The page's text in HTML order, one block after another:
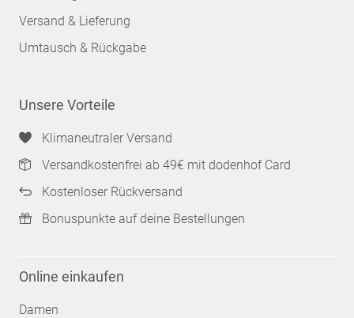
Versand & Lieferung
Umtausch & Rückgabe
Unsere Vorteile
Klimaneutraler Versand
Versandkostenfrei ab 49€ mit dodenhof Card
Kostenloser Rückversand
Bonuspunkte auf deine Bestellungen
Online einkaufen
Damen